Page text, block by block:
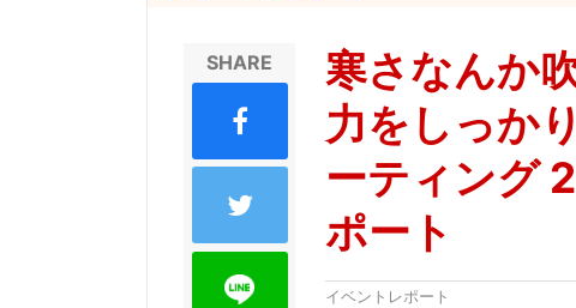
寒さなんか
力をしっか
ーティング
ポート
イベントレポート
SHARE